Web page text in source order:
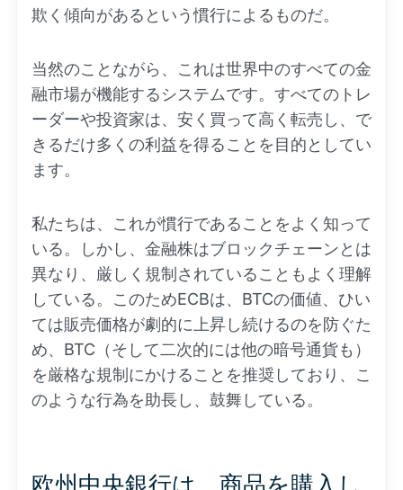
欺く傾向があるという慣行によるものだ。
当然のことながら、これは世界中のすべての金
融市場が機能するシステムです。すべてのトレ
ーダーや投資家は、安く買って高く転売し、で
きるだけ多くの利益を得ることを目的としてい
ます。
私たちは、これが慣行であることをよく知って
いる。しかし、金融株はブロックチェーンとは
異なり、厳しく規制されていることもよく理解
している。このためECBは、BTCの価値、ひい
ては販売価格が劇的に上昇し続けるのを防ぐた
め、BTC（そして二次的には他の暗号通貨も）
を厳格な規制にかけることを推奨しており、こ
のような行為を助長し、鼓舞している。
欧州中央銀行は、商品を購入し